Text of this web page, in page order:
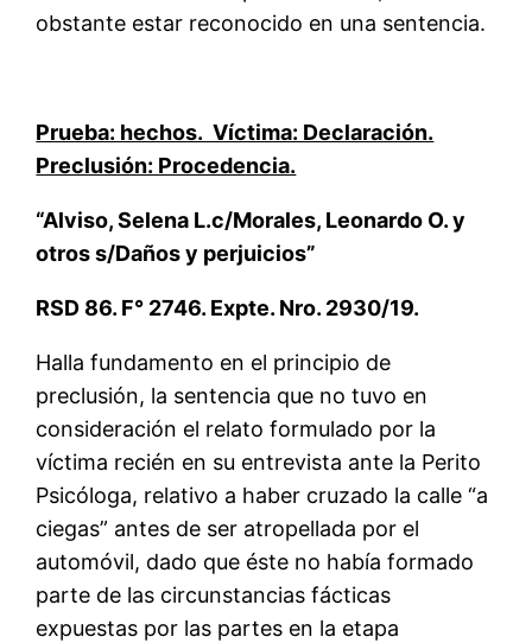
obstante estar reconocido en una sentencia.
Prueba: hechos. Víctima: Declaración.
Preclusión: Procedencia.
“Alviso, Selena L.c/Morales, Leonardo O. y
otros s/Daños y perjuicios”
RSD 86. F° 2746. Expte. Nro. 2930/19.
Halla fundamento en el principio de
preclusión, la sentencia que no tuvo en
consideración el relato formulado por la
víctima recién en su entrevista ante la Perito
Psicóloga, relativo a haber cruzado la calle “a
ciegas” antes de ser atropellada por el
automóvil, dado que éste no había formado
parte de las circunstancias fácticas
expuestas por las partes en la etapa